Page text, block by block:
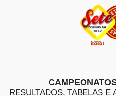
RESULTADOS, TABELAS E